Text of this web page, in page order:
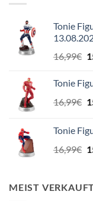
Tonie
16,99€
Tonie
16,99€
Tonie
16,99€
MEIST